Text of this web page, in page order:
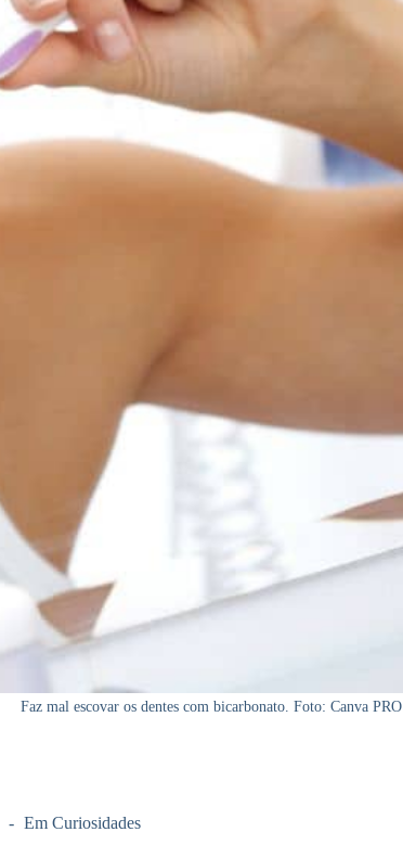
Faz mal escovar os dentes com bicarbonato. Foto: Canva PRO
Em Curiosidades